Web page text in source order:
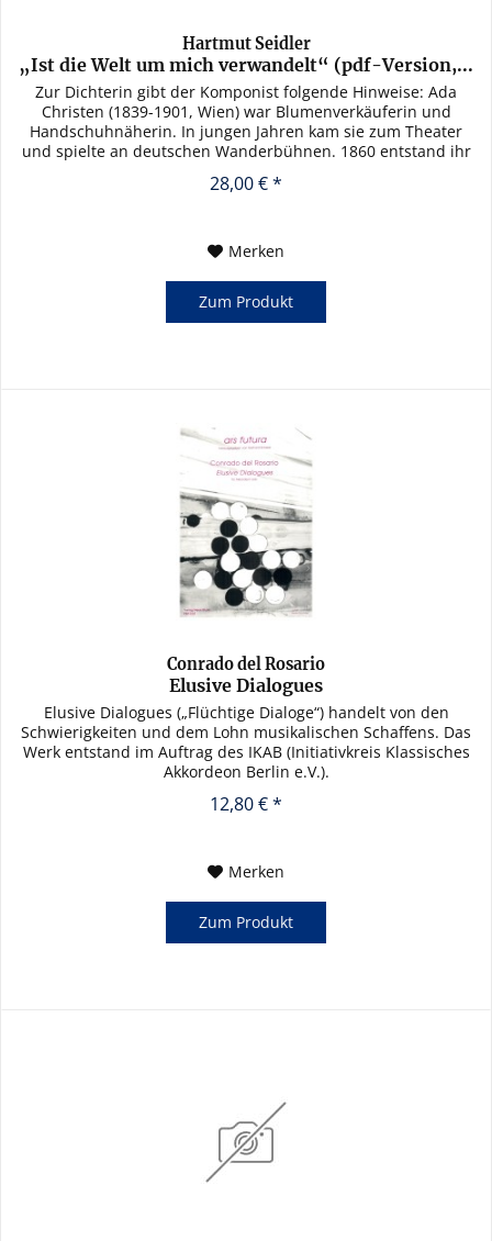
Hartmut Seidler
„Ist die Welt um mich verwandelt“ (pdf-Version,...
Zur Dichterin gibt der Komponist folgende Hinweise: Ada
Christen (1839-1901, Wien) war Blumenverkäuferin und
Handschuhnäherin. In jungen Jahren kam sie zum Theater
und spielte an deutschen Wanderbühnen. 1860 entstand ihr
28,00 € *
Merken
Zum Produkt
Conrado del Rosario
Elusive Dialogues
Elusive Dialogues („Flüchtige Dialoge“) handelt von den
Schwierigkeiten und dem Lohn musikalischen Schaffens. Das
Werk entstand im Auftrag des IKAB (Initiativkreis Klassisches
Akkordeon Berlin e.V.).
12,80 € *
Merken
Zum Produkt